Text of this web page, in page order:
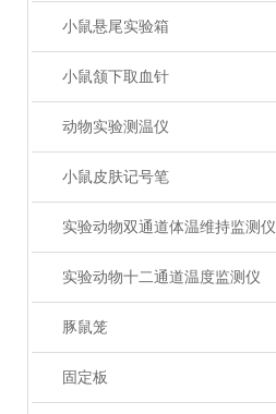
小鼠悬尾实验箱
小鼠颔下取血针
动物实验测温仪
小鼠皮肤记号笔
实验动物双通道体温维持监测仪
实验动物十二通道温度监测仪
豚鼠笼
固定板